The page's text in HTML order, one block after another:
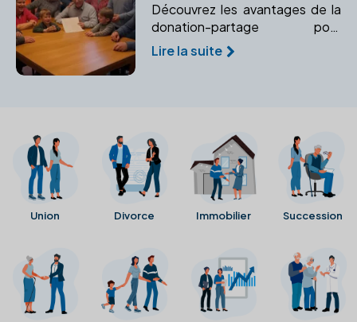
Découvrez les avantages de la
donation-partage pour
organiser une répartition
équitable des biens et éviter les
Lire la suite
Union Divorce Immobilier Succession